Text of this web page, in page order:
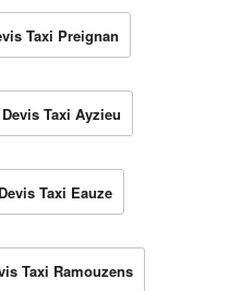
Taxi Preignan
Devis Taxi Ayzieu
Devis Taxi Eauze
Taxi Ramouzens